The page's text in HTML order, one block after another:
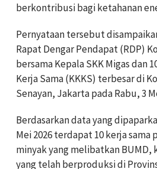
berkontribusi bagi ketahanan
Pernyataan tersebut
Rapat Dengar Pendapat (RDP)
bersama Kepala SKK Migas dan
Kerja Sama (KKKS) terbesar di
Senayan, Jakarta pada Rabu, 3
Berdasarkan data yang
Mei 2026 terdapat 10 kerja
minyak yang melibatkan BUMD,
yang telah berproduksi di